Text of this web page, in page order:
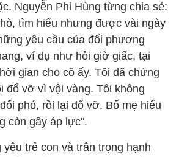
Nguyễn Phi Hùng từng chia sẻ:
tìm hiểu nhưng được vài ngày
yêu cầu của đối phương
ví dụ như hỏi giờ giấc, tại
gian cho cô ấy. Tôi đã chứng
đổ vỡ vì vội vàng. Tôi không
phó, rồi lại đổ vỡ. Bố mẹ hiểu
còn gây áp lực".
yêu trẻ con và trân trọng hạnh